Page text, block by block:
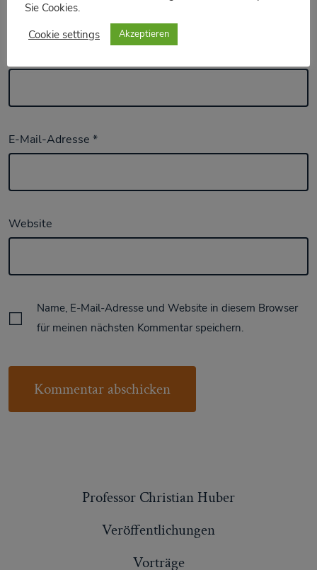
E-Mail-Adresse*
Website
Name, E-Mail-Adresse und Website in diesem Browser
für meinen nächsten Kommentar speichern.
Professor Christian Huber
Veröffentlichungen
Vorträge
Sie Cookies.
Cookie settings
Akzeptieren